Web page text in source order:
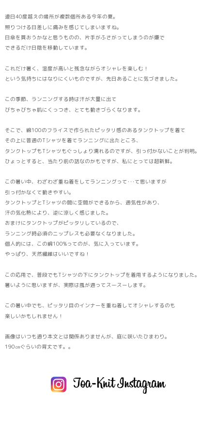
連日40度越えの場所が複数個所ある今年の夏。
照りつける日差しに痛みを感じてしまいますね。
日傘を買おうかなと思うものの、片手がふさがってしまうのが嫌で
できるだけ日陰を移動しています。
これだけ暑く、湿度が高いと残念ながらオシャレを楽しむ！
という気持ちにはなりにくいものですが、先日あることに気づきました。
この季節、ランニングする時は汗が大量に出て
びちゃびちゃ肌にくっつき、とても動きづらくなります。
そこで、綿100のフライスで作られたピッタリ感のあるタンクトップを着て
その上に普通のTシャツを着てランニングに出たところ、
タンクトップもTシャツもぐっしょり濡れるのですが、引っ付かないことが判明。
ひょっとすると、当たり前の話なのかもですが、私にとっては超新鮮。
この暑い中、わざわざ重ね着をしてランニングって･･･て思いますが
引っ付かなくて動きやすい。
タンクトップとTシャツの間に空間ができるから、通気性があり、
汗の気化熱により、逆に涼しく感じました。
おまけにタンクトップがピッタリしているので、
ランニング時必須のニップレスも必要なくなりました。
個人的には、この綿100%ってのが、気に入っています。
やっぱり、天然繊維はいいですね！
この応用で、普段でもTシャツの下にタンクトップを着用するようになりました。
暑いように思いますが、実際は風が通ってスースーします。
この暑い中でも、ピッタリ目のインナーを重ね着してオシャレするのも
楽しいかもしれません！
画像はいつも通り本文とは関係ありませんが、庭に咲いたひまわり。
190㎝ぐらいの背丈です。。